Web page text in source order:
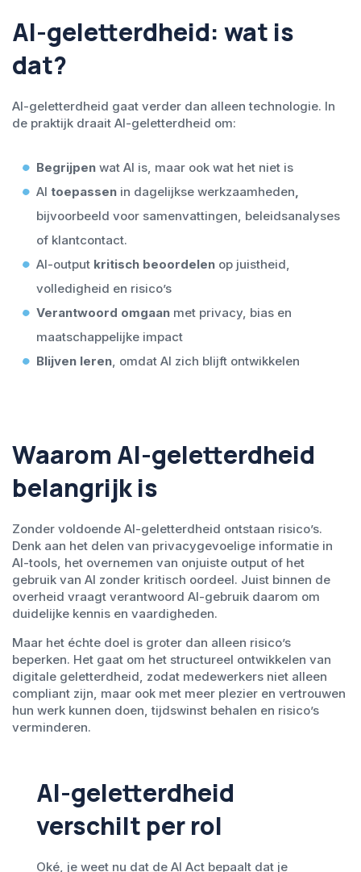
AI-geletterdheid: wat is
dat?
AI-geletterdheid gaat verder dan alleen technologie. In
de praktijk draait AI-geletterdheid om:
Begrijpen wat AI is, maar ook wat het niet is
AI toepassen in dagelijkse werkzaamheden,
bijvoorbeeld voor samenvattingen, beleidsanalyses
of klantcontact.
AI-output kritisch beoordelen op juistheid,
volledigheid en risico’s
Verantwoord omgaan met privacy, bias en
maatschappelijke impact
Blijven leren, omdat AI zich blijft ontwikkelen
Waarom AI-geletterdheid
belangrijk is
Zonder voldoende AI-geletterdheid ontstaan risico’s.
Denk aan het delen van privacygevoelige informatie in
AI-tools, het overnemen van onjuiste output of het
gebruik van AI zonder kritisch oordeel. Juist binnen de
overheid vraagt verantwoord AI-gebruik daarom om
duidelijke kennis en vaardigheden.
Maar het échte doel is groter dan alleen risico’s
beperken. Het gaat om het structureel ontwikkelen van
digitale geletterdheid, zodat medewerkers niet alleen
compliant zijn, maar ook met meer plezier en vertrouwen
hun werk kunnen doen, tijdswinst behalen en risico’s
verminderen.
AI-geletterdheid
verschilt per rol
Oké, je weet nu dat de AI Act bepaalt dat je